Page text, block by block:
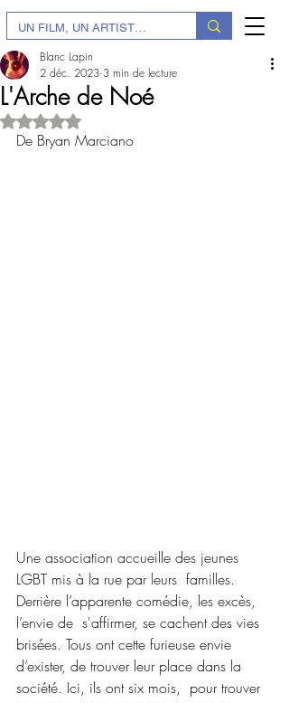
L'Arche de Noé
Blanc Lapin
2 déc. 2023 3 min de lecture
Noté NaN étoiles sur 5.
De Bryan Marciano
Une association accueille des jeunes
LGBT mis à la rue par leurs  familles.
Derrière l’apparente comédie, les excès,
l’envie de  s'affirmer, se cachent des vies
brisées. Tous ont cette furieuse envie
d’exister, de trouver leur place dans la
société. Ici, ils ont six mois,  pour trouver